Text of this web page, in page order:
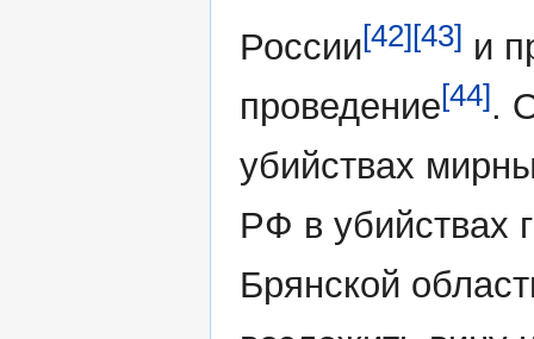
России[42][43] и
проведение[44].
убийствах
РФ в убийствах
Брянской